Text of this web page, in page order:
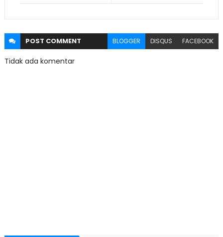
POST COMMENT BLOGGER DISQUS FACEBOOK
Tidak ada komentar